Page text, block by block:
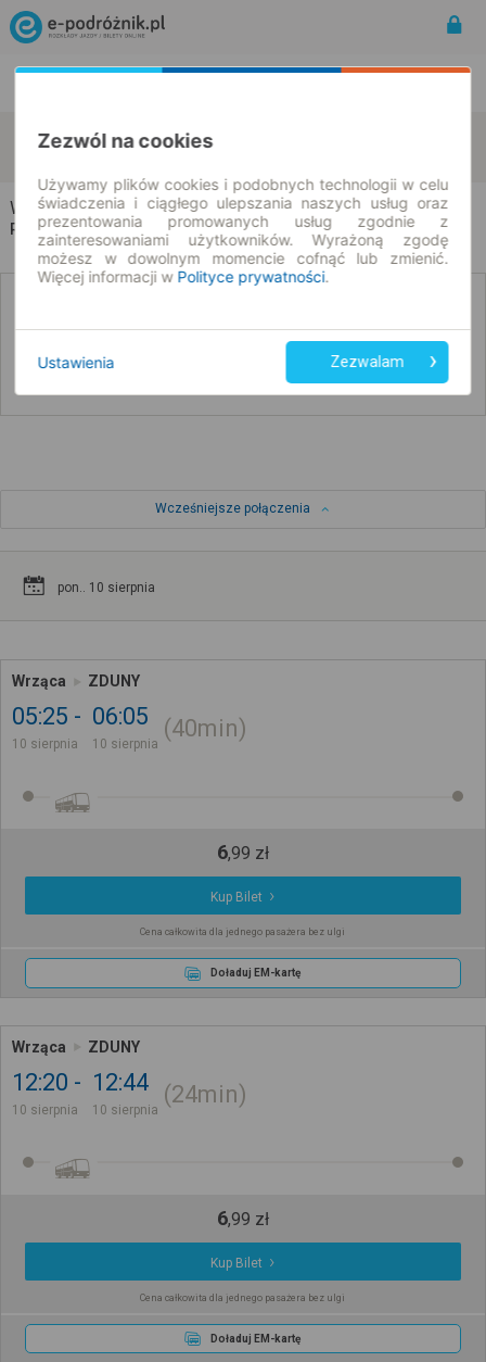
Wrząca Zduny
Wrząca → Zduny
Rozkład jazdy i bilety
Poniżej przedstawiamy dostępne połączenia z innych dat
Wcześniejsze połączenia
pon.. 10 sierpnia
Wrząca ZDUNY
05:25
10 sierpnia
06:05
10 sierpnia
40min
6,99 zł
Kup Bilet
Cena całkowita dla jednego pasażera bez ulgi
Doładuj EM-kartę
Wrząca ZDUNY
12:20
10 sierpnia
12:44
10 sierpnia
24min
6,99 zł
Kup Bilet
Cena całkowita dla jednego pasażera bez ulgi
Doładuj EM-kartę
Zezwól na cookies
Używamy plików cookies i podobnych technologii w celu
świadczenia i ciągłego ulepszania naszych usług oraz
prezentowania promowanych usług zgodnie z
zainteresowaniami użytkowników. Wyrażoną zgodę
możesz w dowolnym momencie cofnąć lub zmienić.
Więcej informacji w Polityce prywatności.
Ustawienia Zezwalam